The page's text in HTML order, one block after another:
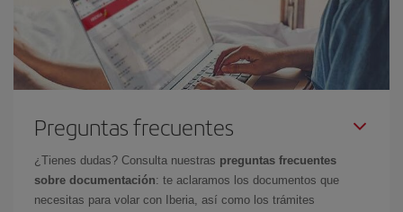
Preguntas frecuentes
¿Tienes dudas? Consulta nuestras preguntas frecuentes
sobre documentación: te aclaramos los documentos que
necesitas para volar con Iberia, así como los trámites